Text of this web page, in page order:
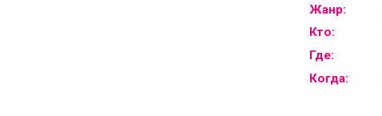
Жанр:
Кто:
Где:
Когда: